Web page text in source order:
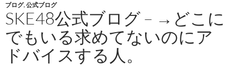
ブログ,公式ブログ
SKE48公式ブログ – →どこに
でもいる求めてないのにア
ドバイスする人。